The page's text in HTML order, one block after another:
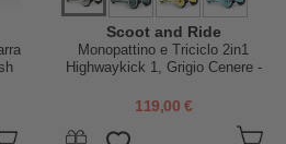
Scoot and Ride
Monopattino e Triciclo 2in1
Highwaykick 1, Grigio Cenere -
119,00 €